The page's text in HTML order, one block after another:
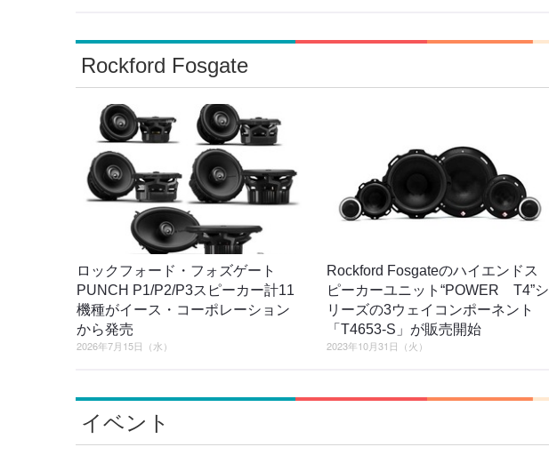
Rockford Fosgate
ロックフォード・フォズゲート
PUNCH P1/P2/P3スピーカー計11
機種がイース・コーポレーション
から発売
2026年7月15日（水）
Rockford Fosgateのハイエンドス
ピーカーユニット“POWER T4”シ
リーズの3ウェイコンポーネント
「T4653-S」が販売開始
2023年10月31日（火）
イベント